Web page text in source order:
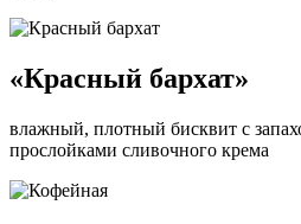
«Красный бархат»
влажный, плотный бисквит с
прослойками сливочного крема